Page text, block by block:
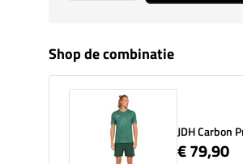
Shop de combinatie
JDH Carbon
€ 79,90